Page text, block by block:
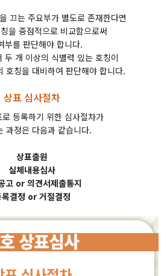
끄는 주요부가 별도로 존재한다면
을 중점적으로 비교함으로써
부를 판단해야 합니다.
두 개 이상의 식별력 있는 호칭이
호칭을 대비하여 판단해야 합니다.
상표 심사절차
등록하기 위한 심사절차가
과정은 다음과 같습니다.
상표출원
실체내용심사
고 or 의견서제출통지
록결정 or 거절결정